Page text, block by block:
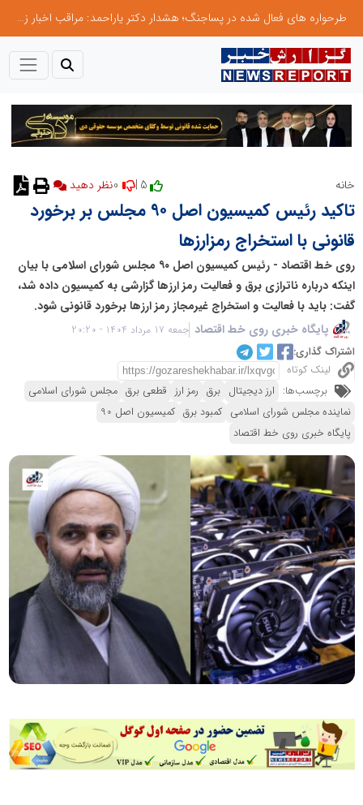
طرحواره های فعال شده در پساجنگ؛ هشدار دکتر یاراحمد: مراقب اخبار زرد و واکنش های هیجانی باشید
خانه 5 |
تاکید رئیس کمیسیون اصل ۹۰ مجلس بر برخورد
قانونی با استخراج رمزارزها
روی خط اقتصاد - رئیس کمیسیون اصل ۹۰ مجلس شورای اسلامی با بیان
اینکه درباره ناترازی برق و فعالیت رمز ارزها گزارشی به کمیسیون داده شد،
گفت: باید با فعالیت و استخراج غیرمجاز رمز ارزها برخورد قانونی شود.
پایگاه خبری روی خط اقتصاد جمعه 17 مرداد 1404 - 20:20
اشتراک گذاری:
لینک کوتاه
برچسب‌ها: ارز دیجیتال برق رمز ارز قطعی برق مجلس شورای اسلامی
نماینده مجلس شورای اسلامی کمبود برق کمیسیون اصل 90
پایگاه خبری روی خط اقتصاد